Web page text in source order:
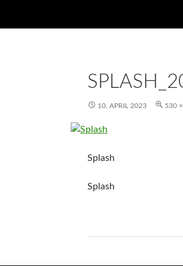
10. APRIL 2023 530
Splash
Splash